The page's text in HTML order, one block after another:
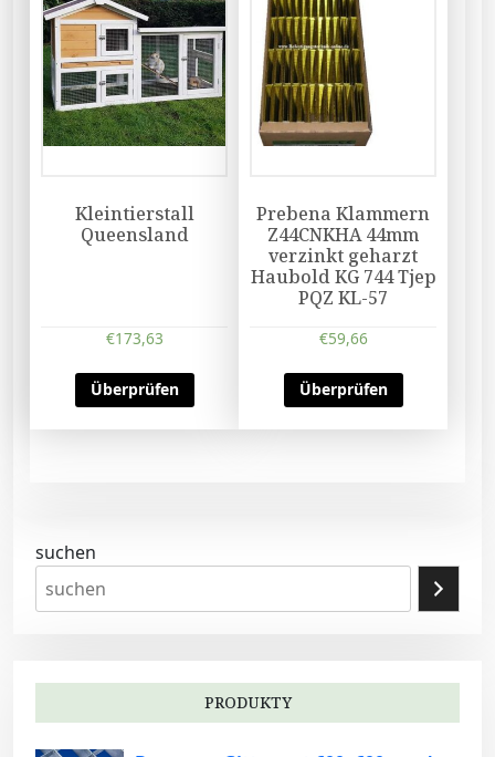
Kleintierstall
Queensland
€173,63
Überprüfen
Prebena Klammern
Z44CNKHA 44mm
verzinkt geharzt
Haubold KG 744 Tjep
PQZ KL-57
€59,66
Überprüfen
suchen
PRODUKTY